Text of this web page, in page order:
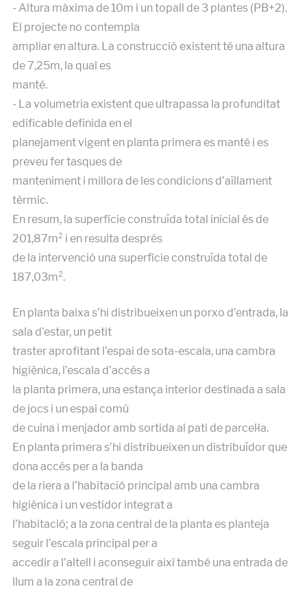
- Altura màxima de 10m i un topall de 3 plantes (PB+2).
El projecte no contempla
ampliar en altura. La construcció existent té una altura
de 7,25m, la qual es
manté.
- La volumetria existent que ultrapassa la profunditat
edificable definida en el
planejament vigent en planta primera es manté i es
preveu fer tasques de
manteniment i millora de les condicions d’aïllament
tèrmic.
En resum, la superfície construïda total inicial és de
201,87m² i en resulta després
de la intervenció una superfície construïda total de
187,03m².
En planta baixa s’hi distribueixen un porxo d’entrada, la
sala d’estar, un petit
traster aprofitant l’espai de sota-escala, una cambra
higiènica, l’escala d’accés a
la planta primera, una estança interior destinada a sala
de jocs i un espai comú
de cuina i menjador amb sortida al pati de parcel·la.
En planta primera s’hi distribueixen un distribuïdor que
dona accés per a la banda
de la riera a l’habitació principal amb una cambra
higiènica i un vestidor integrat a
l’habitació; a la zona central de la planta es planteja
seguir l’escala principal per a
accedir a l’altell i aconseguir així també una entrada de
llum a la zona central de